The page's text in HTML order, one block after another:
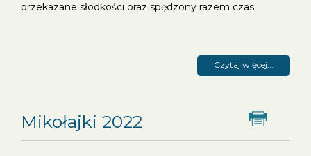
przekazane słodkości oraz spędzony razem czas.
Czytaj więcej...
Mikołajki 2022